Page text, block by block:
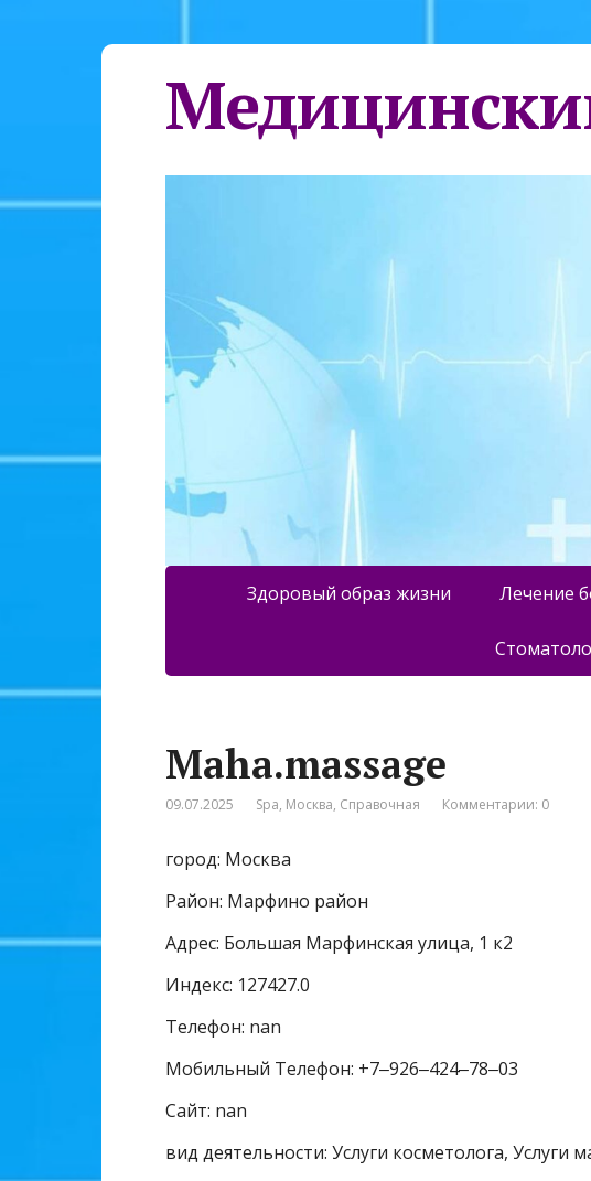
Здоровый образ жизни Лечение
Maha.massage
09.07.2025 Spa, Москва, Справочная Комментарии: 0
город: Москва
Район: Марфино район
Адрес: Большая Марфинская улица, 1 к2
Индекс: 127427.0
Телефон: nan
Мобильный Телефон: +7‒926‒424‒78‒03
Сайт: nan
вид деятельности: Услуги косметолога, Услуги